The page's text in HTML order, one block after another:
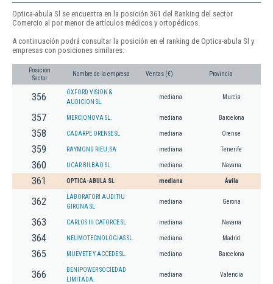
Optica-abula Sl se encuentra en la posición 361 del Ranking del sector
Comercio al por menor de artículos médicos y ortopédicos.
A continuación podrá consultar la posición en el ranking de Optica-abula Sl y
empresas con posiciones similares:
Posición
Sector
Nombre de la empresa Ventas (€) Provincia
356
OXFORD VISION &
AUDICION SL.
mediana Murcia
357 MERCIONOVA SL. mediana Barcelona
358 CADARPE ORENSE SL mediana Orense
359 RAYMOND RIEU, SA mediana Tenerife
360 UCAR BILBAO SL mediana Navarra
361 OPTICA-ABULA SL mediana Ávila
362
LABORATORI AUDITIU
GIRONA SL
mediana Gerona
363 CARLOS III CATORCE SL mediana Navarra
364 NEUMOTECNOLOGIAS SL. mediana Madrid
365 MUEVETE Y ACCEDE SL. mediana Barcelona
366
BENIPOWER SOCIEDAD
LIMITADA.
mediana Valencia